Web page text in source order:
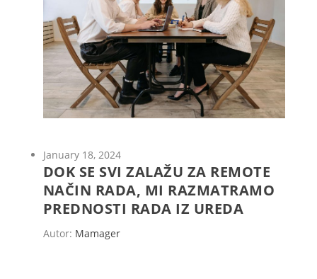
January 18, 2024
DOK SE SVI ZALAŽU ZA REMOTE
NAČIN RADA, MI RAZMATRAMO
PREDNOSTI RADA IZ UREDA
Autor: Mamager